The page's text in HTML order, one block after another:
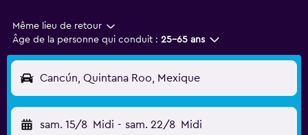
Même lieu de retour
Âge de la personne qui conduit : 25-65 ans
Cancún, Quintana Roo, Mexique
sam. 15/8 Midi - sam. 22/8 Midi